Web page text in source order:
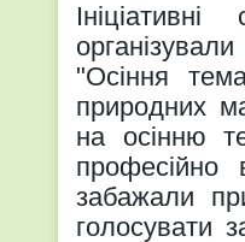
"Осіння
природних
на осінню
професійно
забажали
голосувати